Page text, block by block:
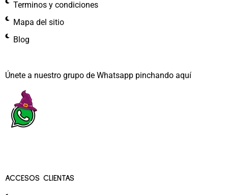
Terminos y condiciones
Mapa del sitio
Blog
Únete a nuestro grupo de Whatsapp pinchando aquí​
ACCESOS CLIENTAS